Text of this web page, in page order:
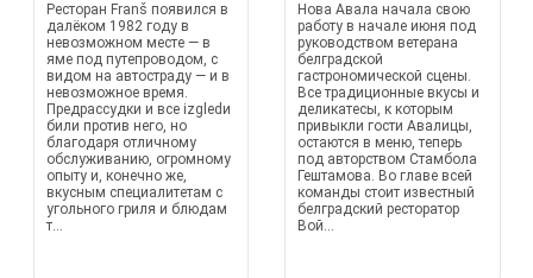
Ресторан Franš появился в
далёком 1982 году в
невозможном месте — в
яме под путепроводом, с
видом на автостраду — и в
невозможное время.
Предрассудки и все izgledи
били против него, но
благодаря отличному
обслуживанию, огромному
опыту и, конечно же,
вкусным специалитетам с
угольного гриля и блюдам
т...
Нова Авала начала свою
работу в начале июня под
руководством ветерана
белградской
гастрономической сцены.
Все традиционные вкусы и
деликатесы, к которым
привыкли гости Авалицы,
остаются в меню, теперь
под авторством Стамбола
Гештамова. Во главе всей
команды стоит известный
белградский ресторатор
Вой...